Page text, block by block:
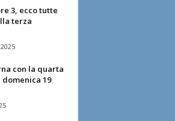
3, ecco tutte
terza
con la quarta
19